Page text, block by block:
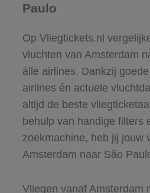
Paulo
Op Vliegtickets.nl
vluchten van Amsterdam
álle airlines. Dankzij
airlines én actuele
altijd de beste
behulp van handige filters
zoekmachine, heb jij jouw
Amsterdam naar São
Vliegen vanaf Amsterdam